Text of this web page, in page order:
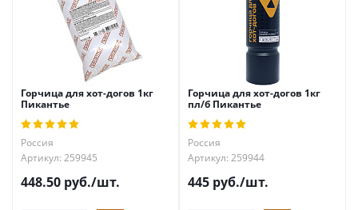
Горчица для хот-догов 1кг
Пикантье
Россия
Артикул: 259945
448.50 руб./шт.
Горчица для хот-догов 1кг
пл/б Пикантье
Россия
Артикул: 259944
445 руб./шт.